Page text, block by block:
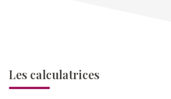
Les calculatrices